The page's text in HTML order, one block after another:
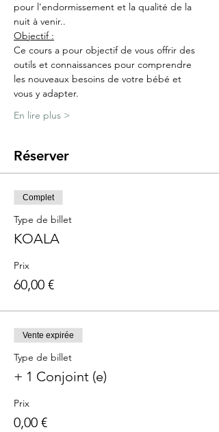
pour l'endormissement et la qualité de la
nuit à venir..
Objectif :
Ce cours a pour objectif de vous offrir des
outils et connaissances pour comprendre
les nouveaux besoins de votre bébé et
vous y adapter.
En lire plus >
Réserver
Complet
Type de billet
KOALA
Prix
60,00 €
Vente expirée
Type de billet
+ 1 Conjoint (e)
Prix
0,00 €